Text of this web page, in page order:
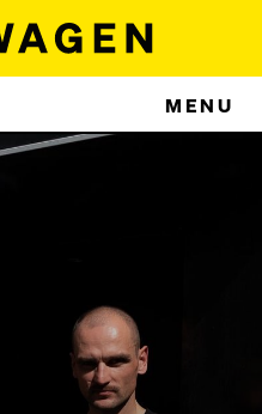
MENU